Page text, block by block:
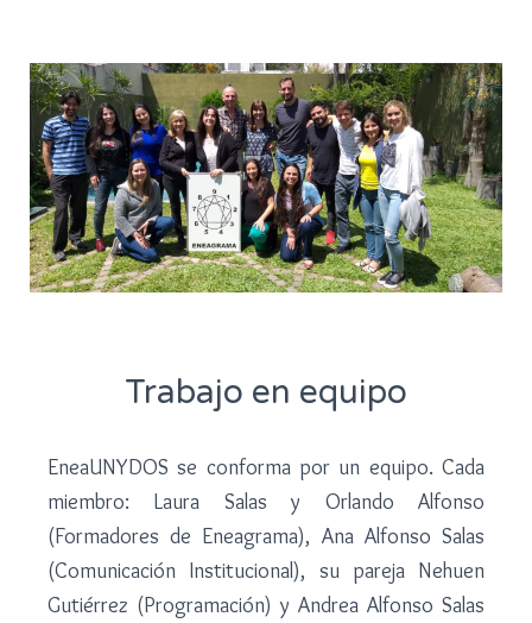
Trabajo en equipo
EneaUNYDOS se conforma por un equipo. Cada
miembro: Laura Salas y Orlando Alfonso
(Formadores de Eneagrama), Ana Alfonso Salas
(Comunicación Institucional), su pareja Nehuen
Gutiérrez (Programación) y Andrea Alfonso Salas